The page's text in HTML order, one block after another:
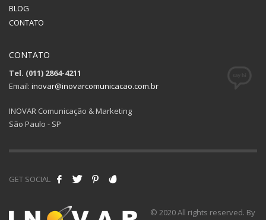
BLOG
CONTATO
CONTATO
Tel. (011) 2864-4211
Email: inovar@inovarcomunicacao.com.br
INOVAR Comunicação & Marketing
São Paulo - SP
GET SOCIAL
© 2020 All rights reserved. By